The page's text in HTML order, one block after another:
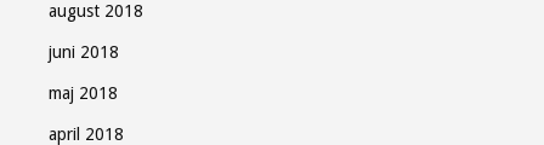
august 2018
juni 2018
maj 2018
april 2018